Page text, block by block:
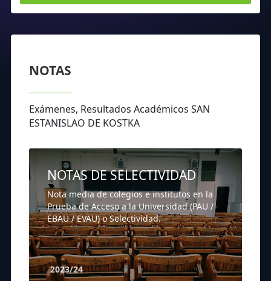
NOTAS
Exámenes, Resultados Académicos SAN
ESTANISLAO DE KOSTKA
NOTAS DE SELECTIVIDAD
Nota media de colegios e institutos en la
Prueba de Acceso a la Universidad (PAU /
EBAU / EVAU) o Selectividad.
2023/24